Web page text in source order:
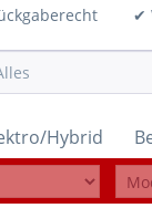
Hybrid